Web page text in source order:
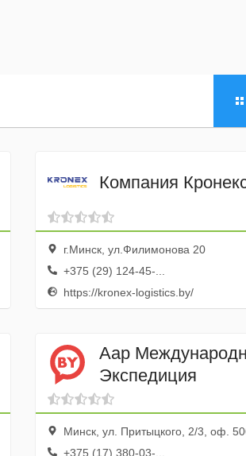
Компания
г.Минск, ул.Филимонова 20
+375 (29) 124-45-...
https://kronex-logistics.by/
Aaр
Экспедиция
Минск, ул. Притыцкого, 2/3, оф.
+375 (17) 380-03-...